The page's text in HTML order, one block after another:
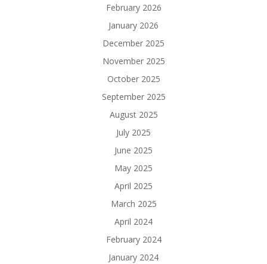
February 2026
January 2026
December 2025
November 2025
October 2025
September 2025
August 2025
July 2025
June 2025
May 2025
April 2025
March 2025
April 2024
February 2024
January 2024